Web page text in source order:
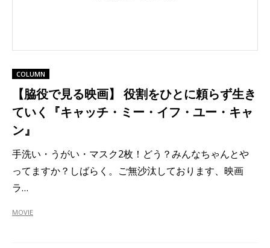
COLUMN
【脇役で見る映画】 役割をひとに頼らず生き
ていく『キャッチ・ミー・イフ・ユー・キャ
ン』
手洗い・うがい・マスク2枚！どう？みんなちゃんとや
ってますか？しばらく。ご無沙汰しております、映画
ラ…
MOVIE